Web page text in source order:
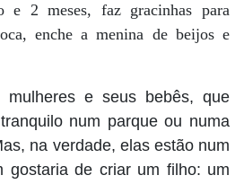
e 2 meses, faz gracinhas para
enche a menina de beijos e
mulheres e seus bebês, que
num parque ou numa
na verdade, elas estão num
gostaria de criar um filho: um